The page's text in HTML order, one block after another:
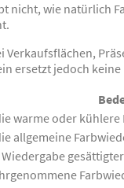
nicht, wie natürlich
Verkaufsflächen,
ersetzt jedoch
warme oder
allgemeine